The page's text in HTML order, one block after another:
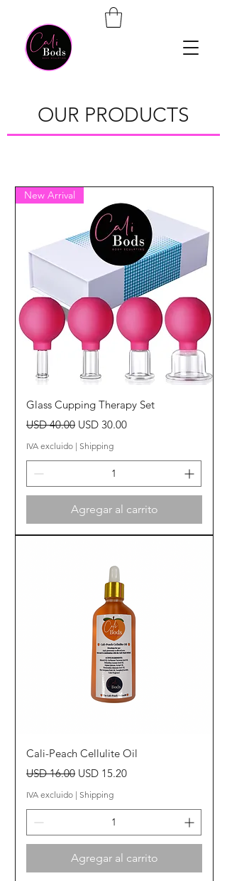
OUR PRODUCTS
New Arrival
Glass Cupping Therapy Set
Precio
USD 40.00 Precio de oferta
USD 30.00
IVA excluido | Shipping
Agregar al carrito
Cali-Peach Cellulite Oil
Precio
USD 16.00 Precio de oferta
USD 15.20
IVA excluido | Shipping
Agregar al carrito